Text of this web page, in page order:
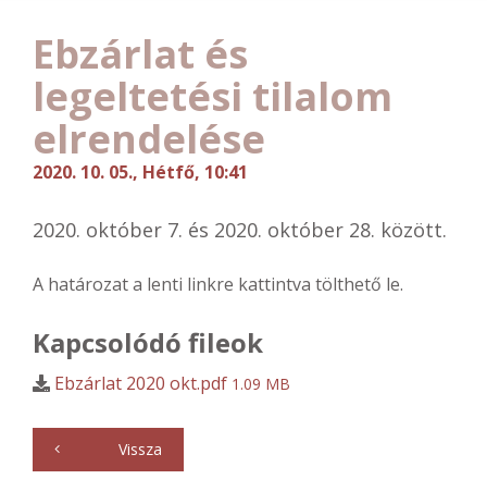
Ebzárlat és
legeltetési tilalom
elrendelése
2020. 10. 05., Hétfő, 10:41
2020. október 7. és 2020. október 28. között.
A határozat a lenti linkre kattintva tölthető le.
Kapcsolódó fileok
Ebzárlat 2020 okt.pdf 1.09 MB
Vissza